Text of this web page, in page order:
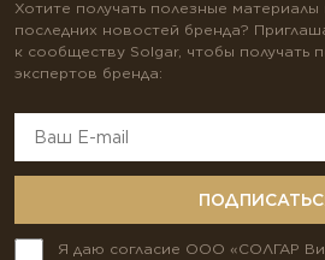
Хотите получать полезные материалы
последних новостей бренда?
к сообществу Solgar, чтобы получать
экспертов бренда:
Я даю согласие ООО «СОЛГАР